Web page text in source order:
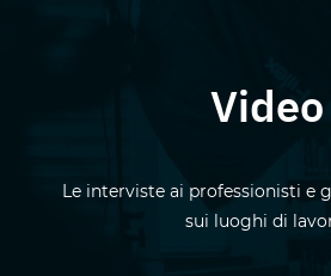
Video
Le interviste ai professionisti e
sui luoghi di